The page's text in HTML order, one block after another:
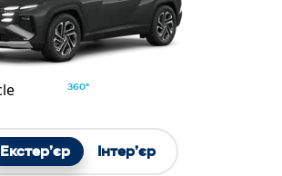
360°
Екстер’єр Інтер’єр